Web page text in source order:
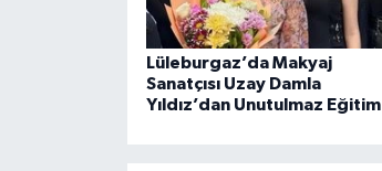
Lüleburgaz’da Makyaj
Sanatçısı Uzay Damla
Yıldız’dan Unutulmaz Eğitim